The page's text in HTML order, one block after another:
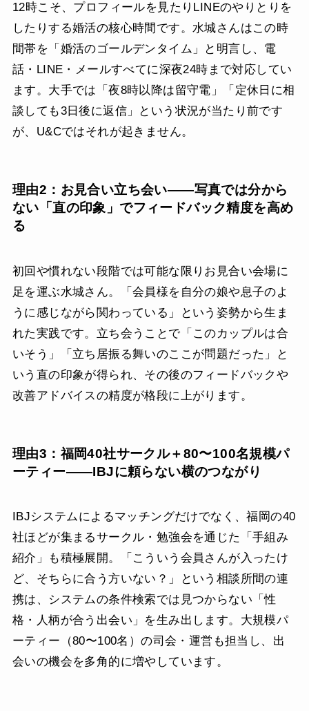
12時こそ、プロフィールを見たりLINEのやりとりを
したりする婚活の核心時間です。水城さんはこの時
間帯を「婚活のゴールデンタイム」と明言し、電
話・LINE・メールすべてに深夜24時まで対応してい
ます。大手では「夜8時以降は留守電」「定休日に相
談しても3日後に返信」という状況が当たり前です
が、U&Cではそれが起きません。
理由2：お見合い立ち会い——写真では分から
ない「直の印象」でフィードバック精度を高め
る
初回や慣れない段階では可能な限りお見合い会場に
足を運ぶ水城さん。「会員様を自分の娘や息子のよ
うに感じながら関わっている」という姿勢から生ま
れた実践です。立ち会うことで「このカップルは合
いそう」「立ち居振る舞いのここが問題だった」と
いう直の印象が得られ、その後のフィードバックや
改善アドバイスの精度が格段に上がります。
理由3：福岡40社サークル＋80〜100名規模パ
ーティー——IBJに頼らない横のつながり
IBJシステムによるマッチングだけでなく、福岡の40
社ほどが集まるサークル・勉強会を通じた「手組み
紹介」も積極展開。「こういう会員さんが入ったけ
ど、そちらに合う方いない？」という相談所間の連
携は、システムの条件検索では見つからない「性
格・人柄が合う出会い」を生み出します。大規模パ
ーティー（80〜100名）の司会・運営も担当し、出
会いの機会を多角的に増やしています。